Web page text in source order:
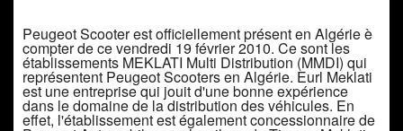
Peugeot Scooter est officiellement présent en Algérie è
compter de ce vendredi 19 février 2010. Ce sont les
établissements MEKLATI Multi Distribution (MMDI) qui
représentent Peugeot Scooters en Algérie. Eurl Meklati
est une entreprise qui jouit d'une bonne expérience
dans le domaine de la distribution des véhicules. En
effet, l'établissement est également concessionnaire de